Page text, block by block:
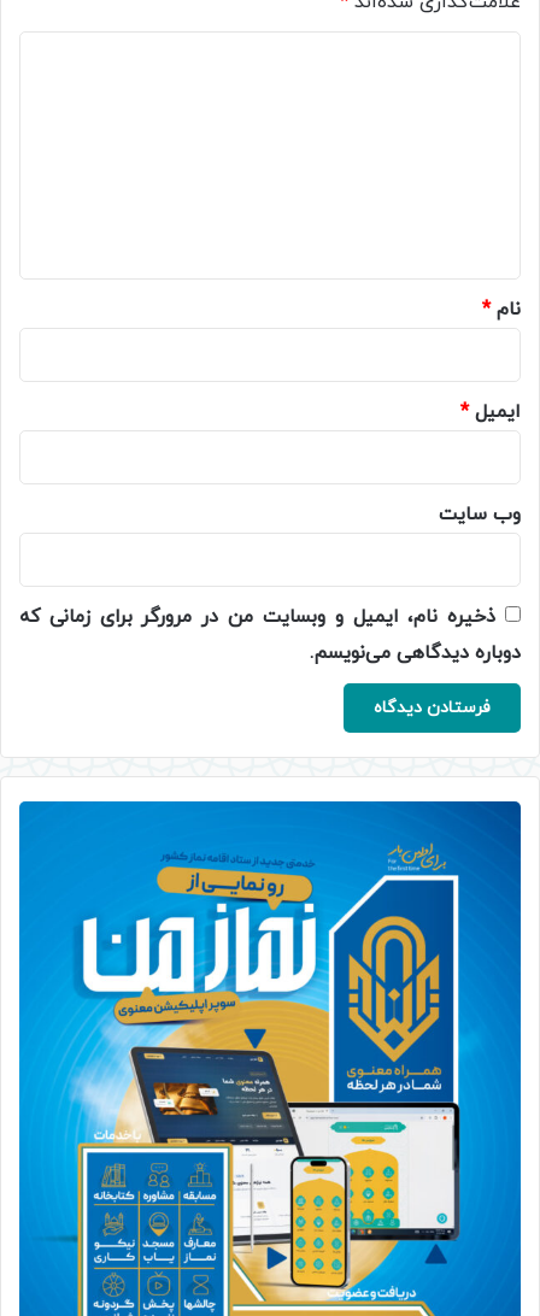
نام*
ایمیل*
وب‌ سایت
ذخیره نام، ایمیل و وبسایت من در مرورگر برای زمانی که
دوباره دیدگاهی می‌نویسم.